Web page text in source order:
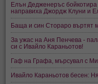
Елън Дедженеръс
направиха Джордж Клуни и
Баща и син Стораро въртят
За ужас на Аня Пенчева -
си с Ивайло Караньотов!
Гаф на Графа, мърсувал с
Ивайло Караньотов бесен: